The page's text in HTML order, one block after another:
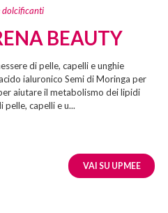
dolcificanti
BEAUTY
di pelle, capelli e unghie
ialuronico Semi di Moringa per
aiutare il metabolismo dei lipidi
pelle, capelli e u...
VAI SU UPMEE